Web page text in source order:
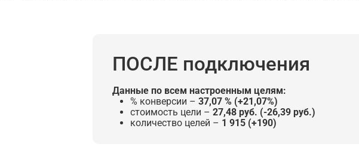
ПОСЛЕ подключения
Данные по всем настроенным целям:
% конверсии – 37,07 % (+21,07%)
стоимость цели – 27,48 руб. (-26,39 руб.)
количество целей – 1 915 (+190)